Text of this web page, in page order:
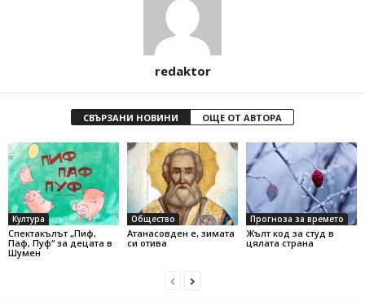
redaktor
СВЪРЗАНИ НОВИНИ ОЩЕ ОТ АВТОРА
Култура
Спектакълът „Пиф,
Паф, Пуф“ за децата в
Шумен
Общество
Атанасовден е, зимата
си отива
Прогноза за времето
Жълт код за студ в
цялата страна